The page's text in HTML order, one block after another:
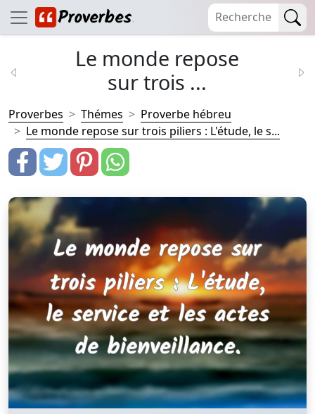
Le monde repose
sur trois ...
Proverbes Thémes
Proverbe hébreu
Le monde repose sur trois piliers : L'étude, le s...